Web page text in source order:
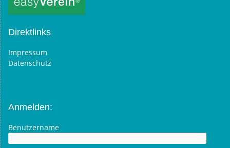
Direktlinks
Impressum
Datenschutz
Anmelden:
Benutzername